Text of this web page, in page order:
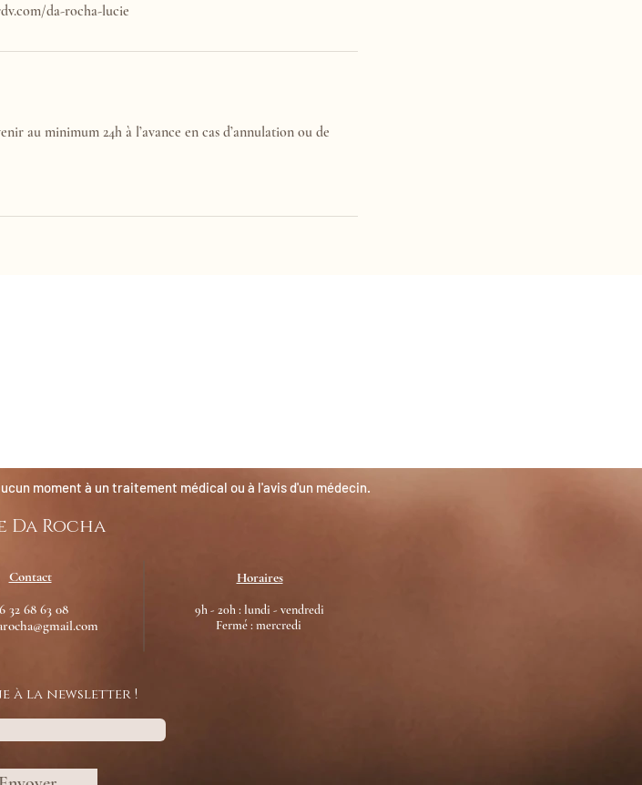
da-rocha-lucie
au minimum 24h à l’avance en cas d’annulation ou de
moment à un traitement médical ou à l'avis d'un médecin.
Da Rocha
Contact
32 68 63 08
Horaires
9h - 20h : lundi - vendredi
Fermé : mercredi
à la newsletter !